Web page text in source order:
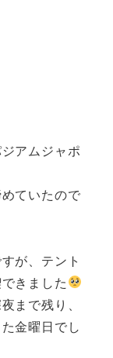
アムジャポ
ていたので
が、テント
きました
まで残り、
金曜日でし